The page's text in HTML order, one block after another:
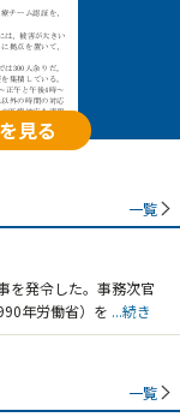
見る
一覧
を発令した。事務次官
年労働省）を ...続き
一覧